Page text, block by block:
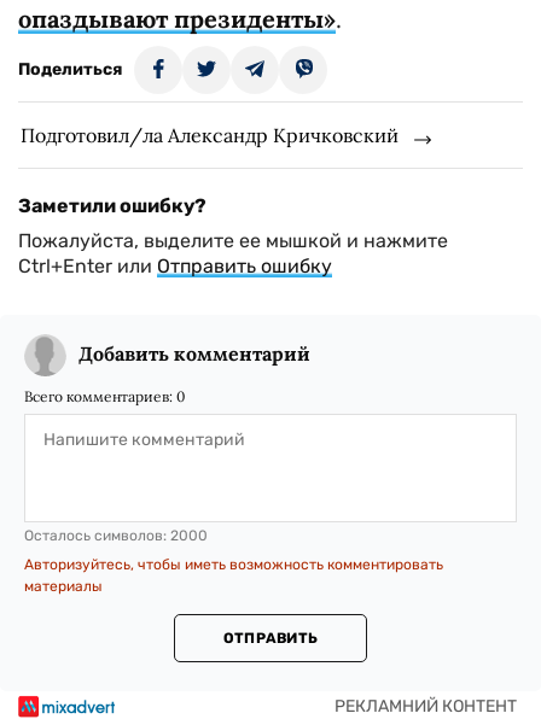
опаздывают президенты».
Поделиться
Подготовил/ла Александр Кричковский
Заметили ошибку?
Пожалуйста, выделите ее мышкой и нажмите
Ctrl+Enter или Отправить ошибку
Добавить комментарий
Всего комментариев: 0
Осталось символов: 2000
Авторизуйтесь, чтобы иметь возможность комментировать
материалы
ОТПРАВИТЬ